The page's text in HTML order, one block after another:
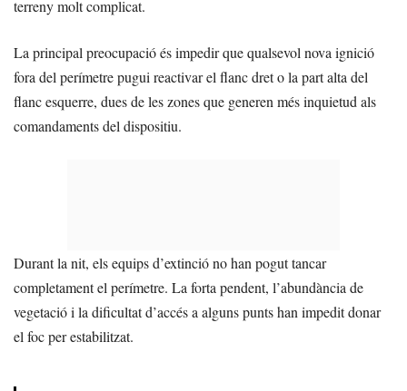
terreny molt complicat.
La principal preocupació és impedir que qualsevol nova ignició
fora del perímetre pugui reactivar el flanc dret o la part alta del
flanc esquerre, dues de les zones que generen més inquietud als
comandaments del dispositiu.
Durant la nit, els equips d’extinció no han pogut tancar
completament el perímetre. La forta pendent, l’abundància de
vegetació i la dificultat d’accés a alguns punts han impedit donar
el foc per estabilitzat.